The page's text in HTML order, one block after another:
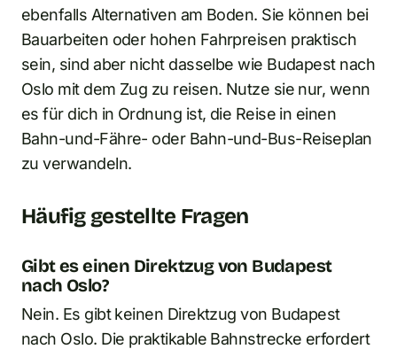
ebenfalls Alternativen am Boden. Sie können bei
Bauarbeiten oder hohen Fahrpreisen praktisch
sein, sind aber nicht dasselbe wie Budapest nach
Oslo mit dem Zug zu reisen. Nutze sie nur, wenn
es für dich in Ordnung ist, die Reise in einen
Bahn-und-Fähre- oder Bahn-und-Bus-Reiseplan
zu verwandeln.
Häufig gestellte Fragen
Gibt es einen Direktzug von Budapest
nach Oslo?
Nein. Es gibt keinen Direktzug von Budapest
nach Oslo. Die praktikable Bahnstrecke erfordert